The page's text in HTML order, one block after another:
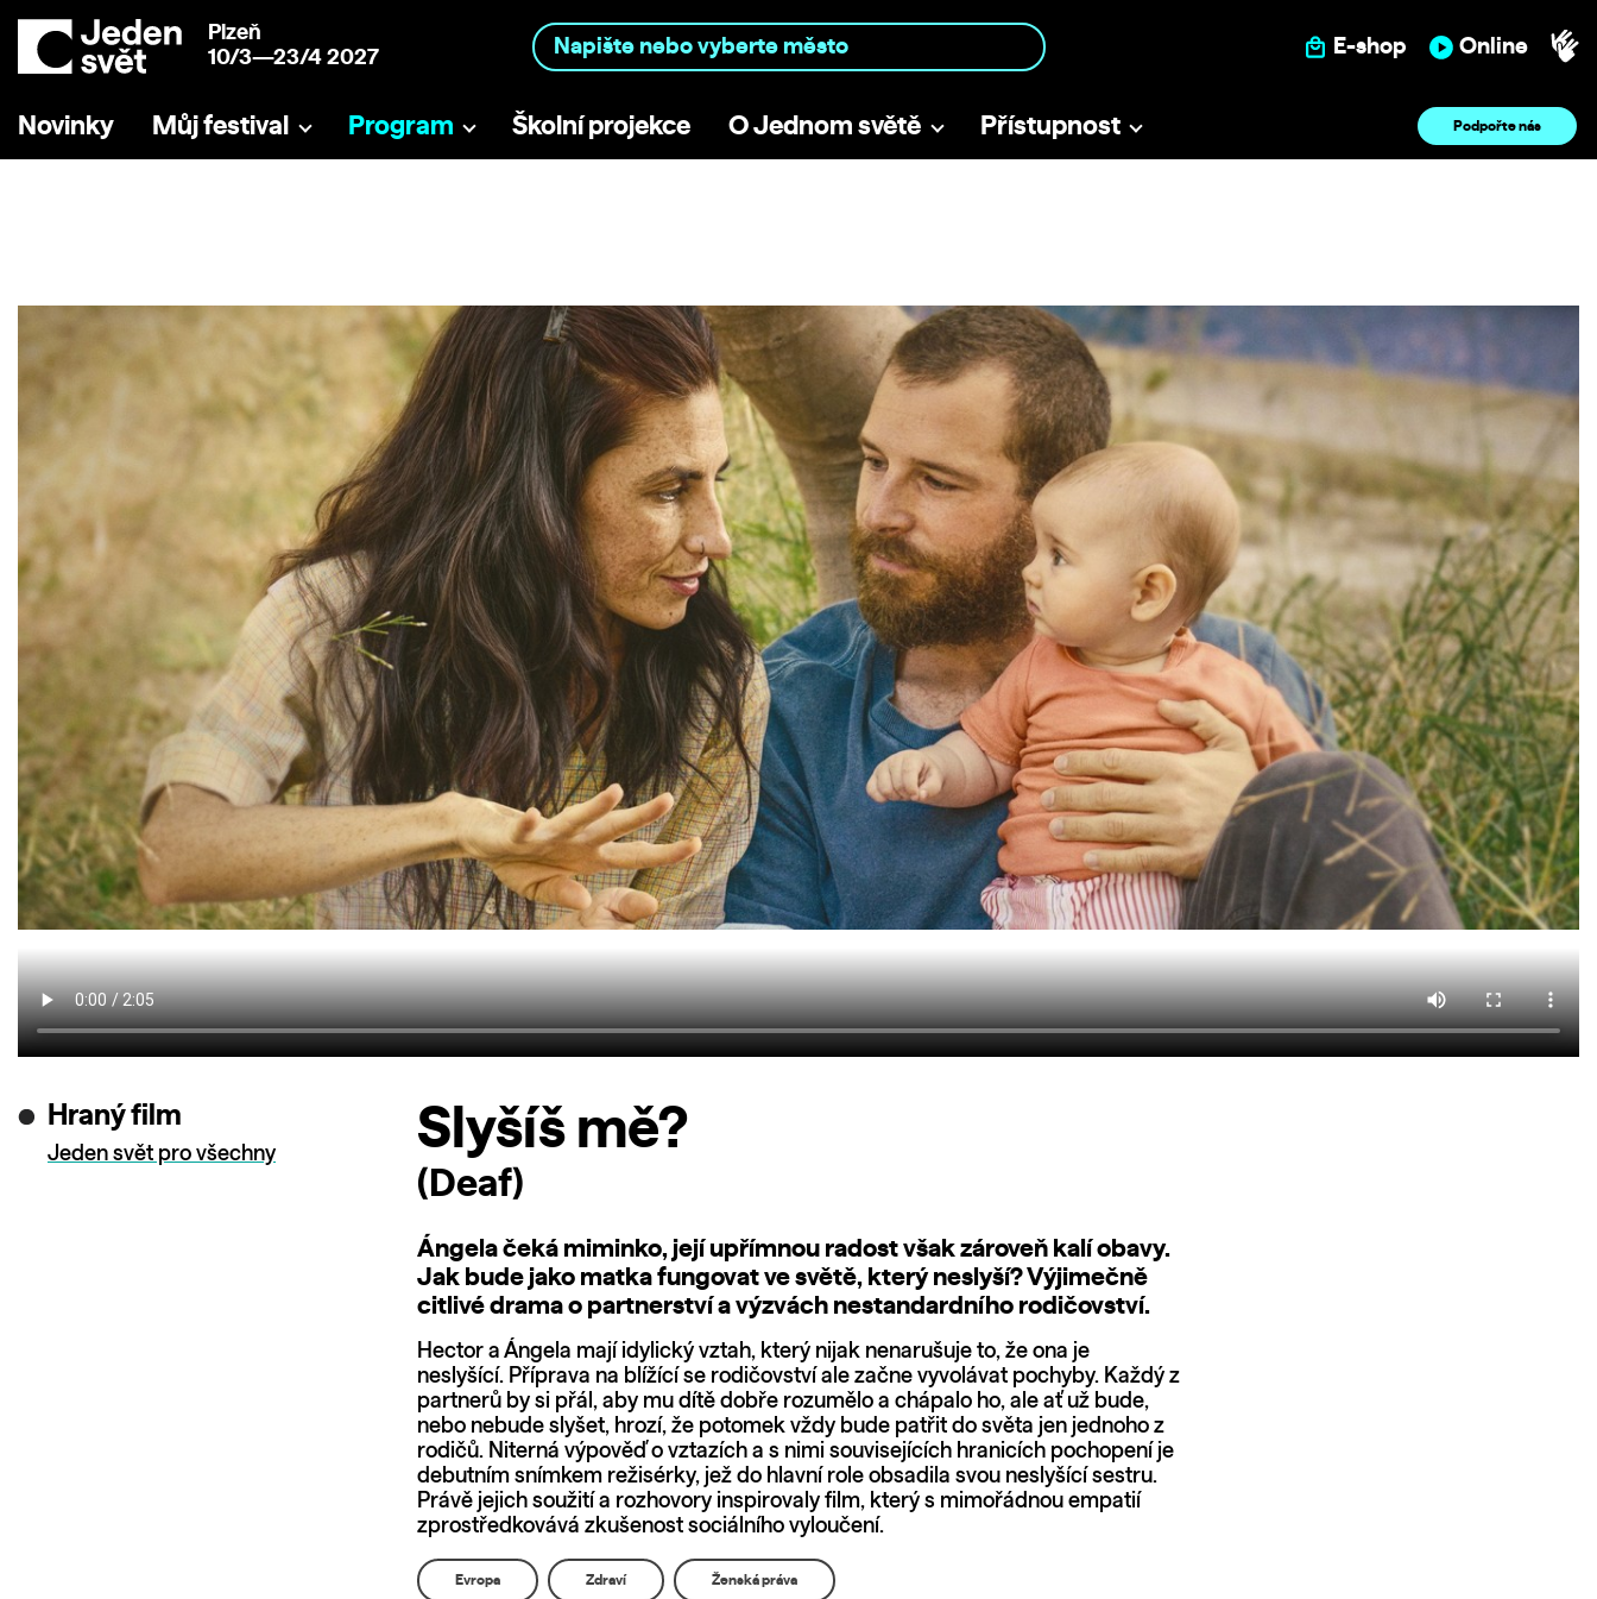
Plzeň
10/3—23/4 2027
E-shop Online
Novinky Můj festival Program Školní projekce O Jednom světě Přístupnost Podpořte nás
Hraný film
Jeden svět pro všechny Slyšíš mě?
(Deaf)
Ángela čeká miminko, její upřímnou radost však zároveň kalí obavy.
Jak bude jako matka fungovat ve světě, který neslyší? Výjimečně
citlivé drama o partnerství a výzvách nestandardního rodičovství.
Hector a Ángela mají idylický vztah, který nijak nenarušuje to, že ona je
neslyšící. Příprava na blížící se rodičovství ale začne vyvolávat pochyby. Každý z
partnerů by si přál, aby mu dítě dobře rozumělo a chápalo ho, ale ať už bude,
nebo nebude slyšet, hrozí, že potomek vždy bude patřit do světa jen jednoho z
rodičů. Niterná výpověď o vztazích a s nimi souvisejících hranicích pochopení je
debutním snímkem režisérky, jež do hlavní role obsadila svou neslyšící sestru.
Právě jejich soužití a rozhovory inspirovaly film, který s mimořádnou empatií
zprostředkovává zkušenost sociálního vyloučení.
Evropa Zdraví Ženská práva